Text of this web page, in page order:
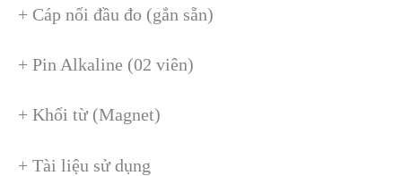
+ Cáp nối đầu đo (gắn sẵn)
+ Pin Alkaline (02 viên)
+ Khối từ (Magnet)
+ Tài liệu sử dụng